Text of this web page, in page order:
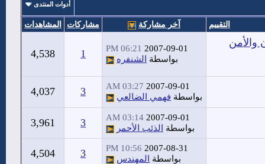
أدوات المنتدى
التقييم آخر مشاركة مشاركات المشاهدات
والأمن 2007-09-01
06:21 PM
بواسطة
الشنفره 1
4,538
2007-09-01
03:27 AM
بواسطة فهمي الضالعي 3
4,037
2007-09-01
03:14 AM
بواسطة
الذئب الأحمر 3
3,961
2007-08-31
10:56 PM
بواسطة
المهندس 3
4,504